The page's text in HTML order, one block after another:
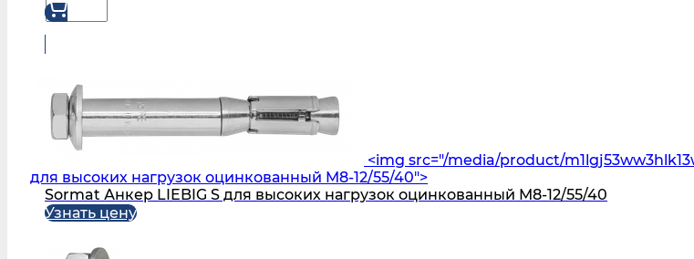
<img src="/media/product/
для высоких нагрузок оцинкованный M8-12/55/40">
Sormat Анкер LIEBIG S для высоких нагрузок оцинкованный M8-12/55/40
Узнать цену